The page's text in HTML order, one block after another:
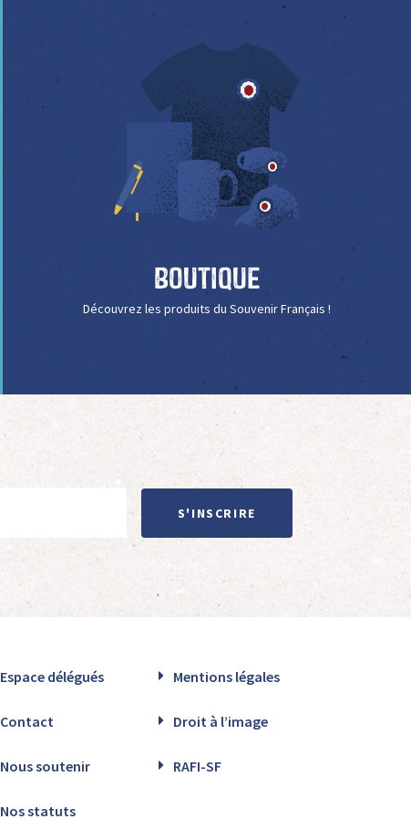
Boutique
Découvrez les produits du Souvenir Français !
S'INSCRIRE
Espace délégués Mentions légales
Contact Droit à l’image
Nous soutenir RAFI-SF
Nos statuts